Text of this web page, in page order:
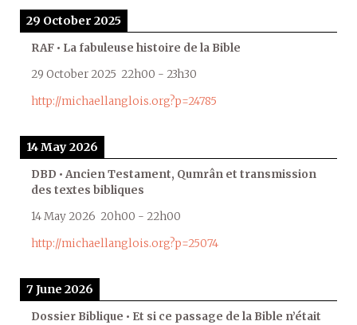
29 October 2025
RAF • La fabuleuse histoire de la Bible
29 October 2025 22h00 - 23h30
http://michaellanglois.org?p=24785
14 May 2026
DBD • Ancien Testament, Qumrân et transmission
des textes bibliques
14 May 2026 20h00 - 22h00
http://michaellanglois.org?p=25074
7 June 2026
Dossier Biblique • Et si ce passage de la Bible n’était